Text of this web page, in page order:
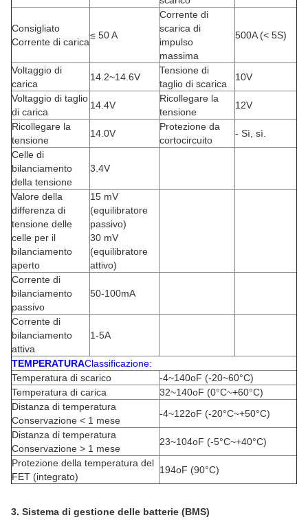
Consigliato
Corrente di carica
≤ 50 A
Corrente di
scarica di
impulso
massima
500A (< 5S)
Voltaggio di
carica
14.2~14.6V
Tensione di
taglio di scarica
10V
Voltaggio di taglio
di carica
14.4V
Ricollegare la
tensione
12V
Ricollegare la
tensione
14.0V
Protezione da
cortocircuito
- Sì, sì.
Celle di
bilanciamento
della tensione
3.4V
Valore della
differenza di
tensione delle
celle per il
bilanciamento
aperto
15 mV
(equilibratore
passivo)
30 mV
(equilibratore
attivo)
Corrente di
bilanciamento
passivo
50-100mA
Corrente di
bilanciamento
attiva
1-5A
TEMPERATURAClassificazione:
Temperatura di scarico
-4~140oF (-20~60°C)
Temperatura di carica
32~140oF (0°C~+60°C)
Distanza di temperatura
Conservazione < 1 mese
-4~122oF (-20°C~+50°C)
Distanza di temperatura
Conservazione > 1 mese
23~104oF (-5°C~+40°C)
Protezione della temperatura del
FET (integrato)
194oF (90°C)
3. Sistema di gestione delle batterie (BMS)